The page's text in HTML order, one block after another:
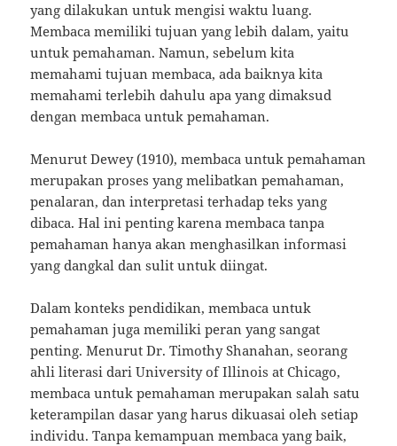
yang dilakukan untuk mengisi waktu luang.
Membaca memiliki tujuan yang lebih dalam, yaitu
untuk pemahaman. Namun, sebelum kita
memahami tujuan membaca, ada baiknya kita
memahami terlebih dahulu apa yang dimaksud
dengan membaca untuk pemahaman.
Menurut Dewey (1910), membaca untuk pemahaman
merupakan proses yang melibatkan pemahaman,
penalaran, dan interpretasi terhadap teks yang
dibaca. Hal ini penting karena membaca tanpa
pemahaman hanya akan menghasilkan informasi
yang dangkal dan sulit untuk diingat.
Dalam konteks pendidikan, membaca untuk
pemahaman juga memiliki peran yang sangat
penting. Menurut Dr. Timothy Shanahan, seorang
ahli literasi dari University of Illinois at Chicago,
membaca untuk pemahaman merupakan salah satu
keterampilan dasar yang harus dikuasai oleh setiap
individu. Tanpa kemampuan membaca yang baik,